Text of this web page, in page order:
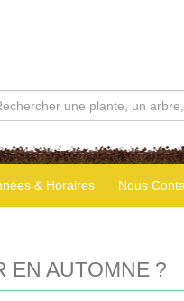
& Horaires Nous
EN AUTOMNE ?